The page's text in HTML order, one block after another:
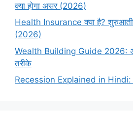
क्या होगा असर (2026)
Health Insurance क्या है? शुरुआती
(2026)
Wealth Building Guide 2026:
तरीके
Recession Explained in Hindi: